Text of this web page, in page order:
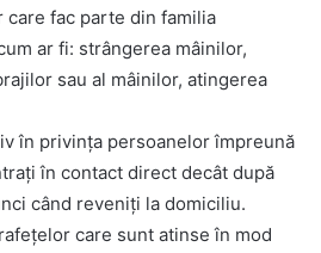
care fac parte din familia
ar fi: strângerea mâinilor,
sau al mâinilor, atingerea
în privința persoanelor împreună
în contact direct decât după
când reveniți la domiciliu.
care sunt atinse în mod